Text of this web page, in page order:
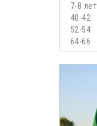
7-8 лет
40-42
52-54
64-66